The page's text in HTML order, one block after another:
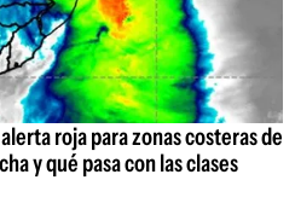
roja para zonas costeras de
y qué pasa con las clases